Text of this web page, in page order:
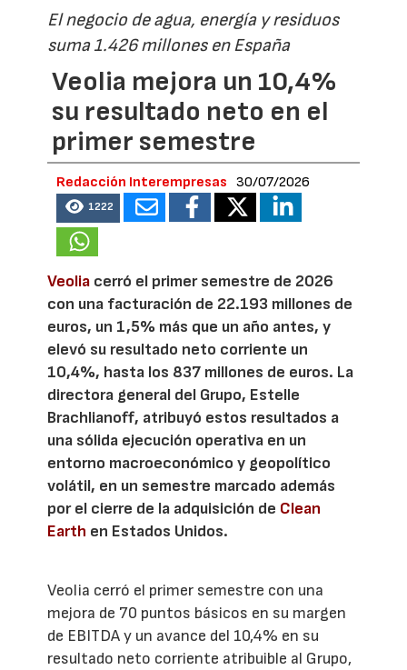
El negocio de agua, energía y residuos
suma 1.426 millones en España
Veolia mejora un 10,4%
su resultado neto en el
primer semestre
Redacción Interempresas 30/07/2026
1222
Veolia cerró el primer semestre de 2026
con una facturación de 22.193 millones de
euros, un 1,5% más que un año antes, y
elevó su resultado neto corriente un
10,4%, hasta los 837 millones de euros. La
directora general del Grupo, Estelle
Brachlianoff, atribuyó estos resultados a
una sólida ejecución operativa en un
entorno macroeconómico y geopolítico
volátil, en un semestre marcado además
por el cierre de la adquisición de Clean
Earth en Estados Unidos.
Veolia cerró el primer semestre con una
mejora de 70 puntos básicos en su margen
de EBITDA y un avance del 10,4% en su
resultado neto corriente atribuible al Grupo,